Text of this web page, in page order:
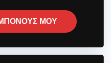
ΜΟΥ